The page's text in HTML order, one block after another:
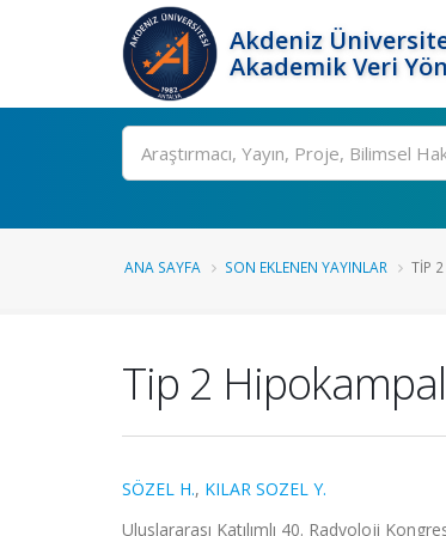
Akdeniz
Akademik Veri
Ara
ANA SAYFA SON EKLENEN YAYINLAR TIP
Tip 2
SÖZEL H., KILAR SOZEL Y.
Uluslararası Katılımlı 40. Radyoloji